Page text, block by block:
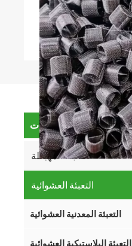
فئات المنتجات
التعبئة المهيكلة
التعبئة العشوائية
التعبئة المعدنية العشوائية
التعبئة البلاستيكية العشوائية